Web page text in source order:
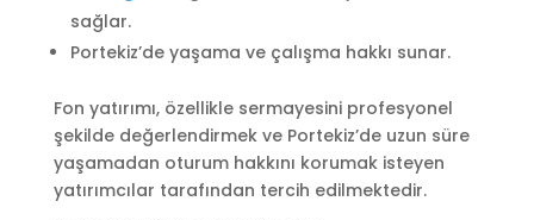
sağlar.
Portekiz’de yaşama ve çalışma hakkı sunar.
Fon yatırımı, özellikle sermayesini profesyonel
şekilde değerlendirmek ve Portekiz’de uzun süre
yaşamadan oturum hakkını korumak isteyen
yatırımcılar tarafından tercih edilmektedir.